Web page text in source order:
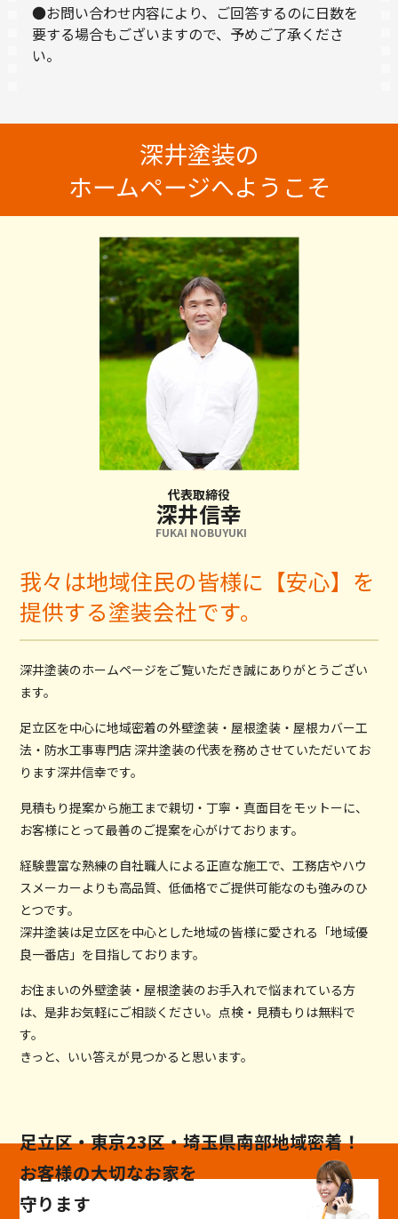
●お問い合わせ内容により、ご回答するのに日数を
要する場合もございますので、予めご了承くださ
い。
深井塗装の
ホームページへようこそ
代表取締役
深井信幸
FUKAI NOBUYUKI
我々は地域住民の皆様に【安心】を
提供する塗装会社です。
深井塗装のホームページをご覧いただき誠にありがとうござい
ます。
足立区を中心に地域密着の外壁塗装・屋根塗装・屋根カバー工
法・防水工事専門店 深井塗装の代表を務めさせていただいてお
ります深井信幸です。
見積もり提案から施工まで親切・丁寧・真面目をモットーに、
お客様にとって最善のご提案を心がけております。
経験豊富な熟練の自社職人による正直な施工で、工務店やハウ
スメーカーよりも高品質、低価格でご提供可能なのも強みのひ
とつです。
深井塗装は足立区を中心とした地域の皆様に愛される「地域優
良一番店」を目指しております。
お住まいの外壁塗装・屋根塗装のお手入れで悩まれている方
は、是非お気軽にご相談ください。点検・見積もりは無料で
す。
きっと、いい答えが見つかると思います。
足立区・東京23区・埼玉県南部地域密着！
お客様の大切なお家を
守ります